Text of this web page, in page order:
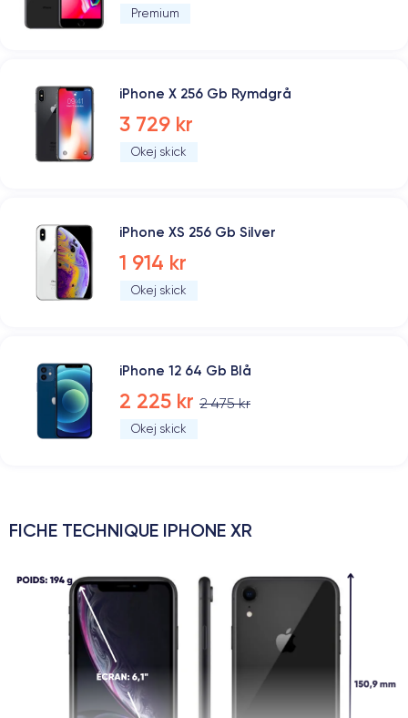
Premium
iPhone X 256 Gb Rymdgrå
3 729 kr
Okej skick
iPhone XS 256 Gb Silver
1 914 kr
Okej skick
iPhone 12 64 Gb Blå
2 225 kr 2 475 kr
Okej skick
FICHE TECHNIQUE IPHONE XR